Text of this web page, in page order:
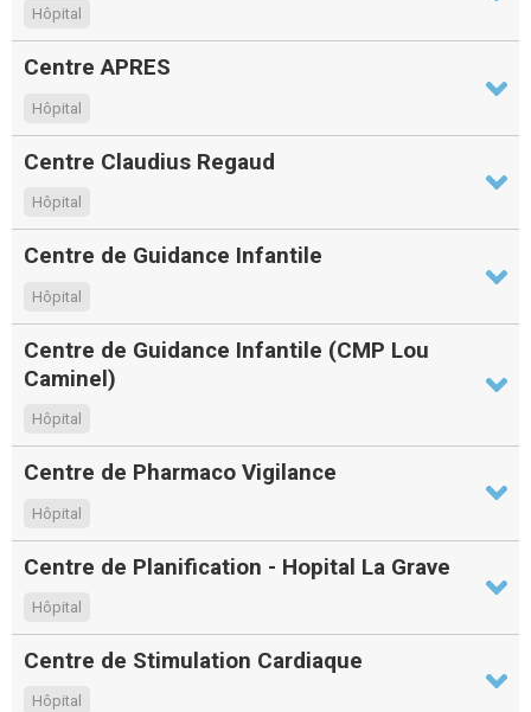
Hôpital
Centre APRES
Hôpital
Centre Claudius Regaud
Hôpital
Centre de Guidance Infantile
Hôpital
Centre de Guidance Infantile (CMP Lou
Caminel)
Hôpital
Centre de Pharmaco Vigilance
Hôpital
Centre de Planification - Hopital La Grave
Hôpital
Centre de Stimulation Cardiaque
Hôpital